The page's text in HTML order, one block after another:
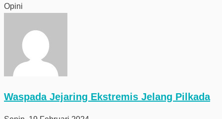
Opini
Waspada Jejaring Ekstremis Jelang Pilkada